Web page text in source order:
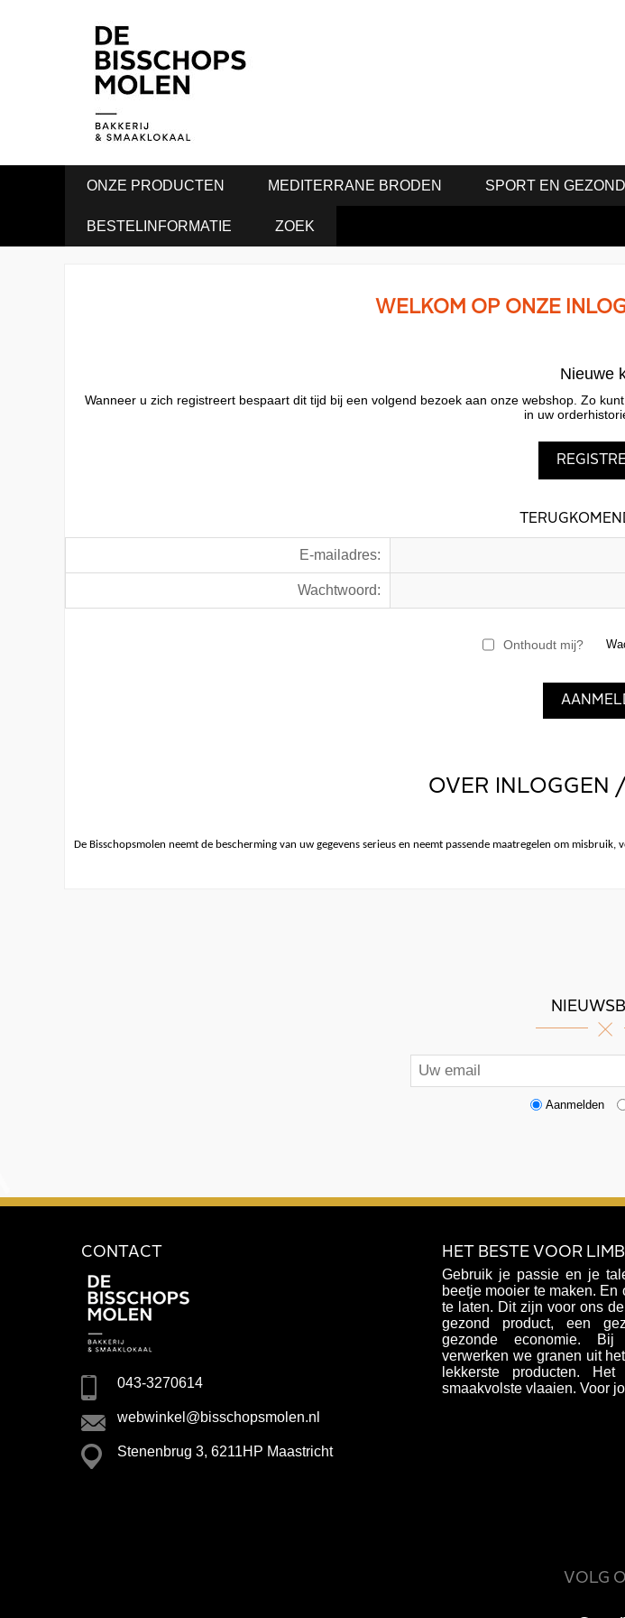
ONZE PRODUCTEN MEDITERRANE BRODEN SPORT EN
BESTELINFORMATIE ZOEK
WELKOM OP ONZE
Nieuwe
Wanneer u zich registreert bespaart dit tijd bij een volgend bezoek aan onze webshop. Zo
in uw
E-mailadres:
Wachtwoord:
Onthoudt mij?
OVER INLOGGEN
De Bisschopsmolen neemt de bescherming van uw gegevens serieus en neemt passende maatregelen om
Aanmelden
CONTACT
043-3270614
webwinkel@bisschopsmolen.nl
Stenenbrug 3, 6211HP Maastricht
HET BESTE VOOR
Gebruik je passie en je
beetje mooier te maken. En
te laten. Dit zijn voor ons
gezond product, een
gezonde economie. Bij
verwerken we granen uit
lekkerste producten.
smaakvolste vlaaien. Voor
VOLG